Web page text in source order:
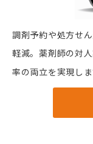
調剤予約や処方せ
軽減。薬剤師の対
率の両立を実現しま